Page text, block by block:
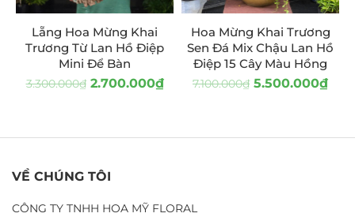
Lẵng Hoa Mừng Khai
Trương Từ Lan Hồ Điệp
Mini Để Bàn
3.300.000₫ 2.700.000₫
Hoa Mừng Khai Trương
Sen Đá Mix Chậu Lan Hồ
Điệp 15 Cây Màu Hồng
7.100.000₫ 5.500.000₫
VỀ CHÚNG TÔI
CÔNG TY TNHH HOA MỸ FLORAL